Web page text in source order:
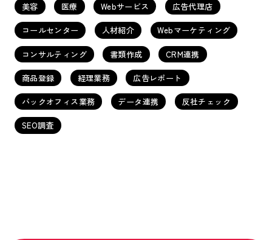
美容 医療 Webサービス 広告代理店
コールセンター 人材紹介 Webマーケティング
コンサルティング 書類作成 CRM連携
商品登録 経理業務 広告レポート
バックオフィス業務 データ連携 反社チェック
SEO調査